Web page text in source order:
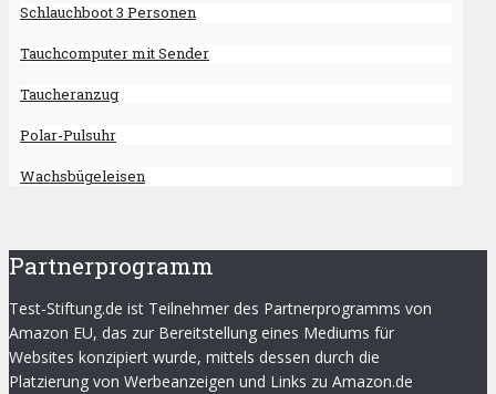
Schlauchboot 3 Personen
Tauchcomputer mit Sender
Taucheranzug
Polar-Pulsuhr
Wachsbügeleisen
Partnerprogramm
Test-Stiftung.de ist Teilnehmer des Partnerprogramms von
Amazon EU, das zur Bereitstellung eines Mediums für
Websites konzipiert wurde, mittels dessen durch die
Platzierung von Werbeanzeigen und Links zu Amazon.de